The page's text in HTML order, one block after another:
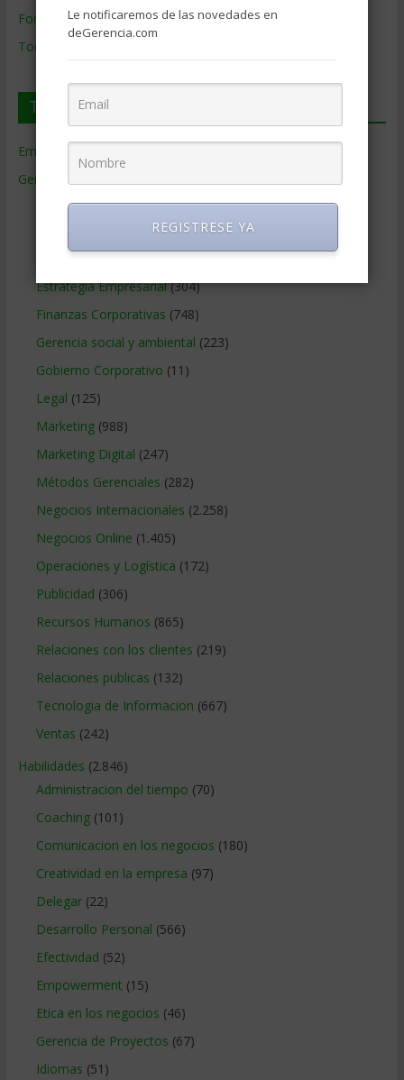
Formación de Gerencia
Todos los Temas
Temas de Gerencia
Empresas de Gerencia
Gerencia
Ciencias Económicas(80)
Educacion Gerencial(454)
Estrategia Empresarial(304)
Finanzas Corporativas (748)
Gerencia social y ambiental (223)
Gobierno Corporativo (11)
Legal (125)
Marketing(988)
Marketing Digital (247)
Métodos Gerenciales (282)
Negocios Internacionales (2.258)
Negocios Online (1.405)
Operaciones y Logística (172)
Publicidad (306)
Recursos Humanos (865)
Relaciones con los clientes (219)
Relaciones publicas (132)
Tecnologia de Informacion (667)
Ventas (242)
Habilidades (2.846)
Administracion del tiempo (70)
Coaching(101)
Comunicacion en los negocios (180)
Creatividad en la empresa (97)
Delegar(22)
Desarrollo Personal (566)
Efectividad (52)
Empowerment (15)
Etica en los negocios (46)
Gerencia de Proyectos (67)
Idiomas (51)
Le notificaremos de las novedades en
deGerencia.com
REGISTRESE YA